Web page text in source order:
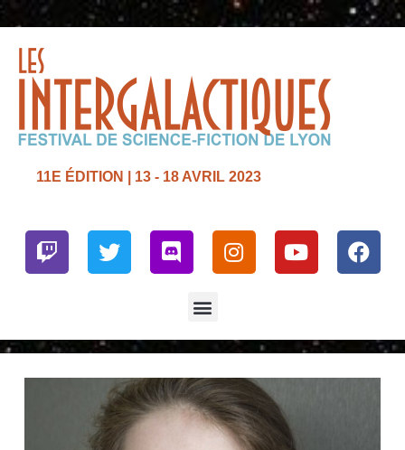
11E ÉDITION | 13 - 18 AVRIL 2023
Menu